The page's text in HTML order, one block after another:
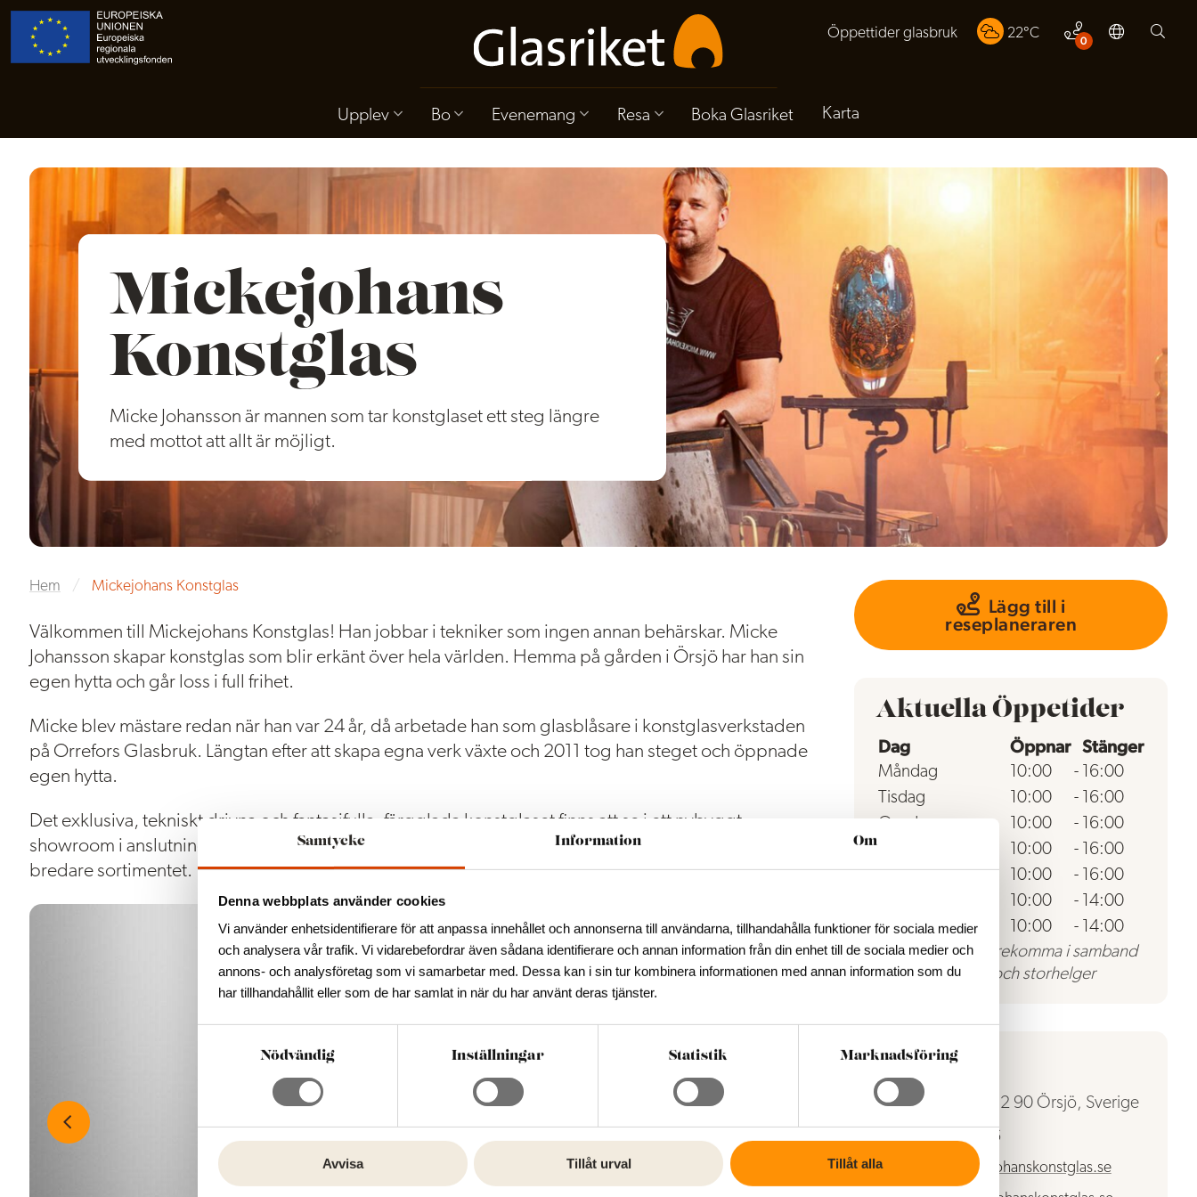
Samtycke Information Om
Denna webbplats använder cookies
Vi använder enhetsidentifierare för att anpassa innehållet och annonserna till användarna, tillhandahålla funktioner för sociala medier
och analysera vår trafik. Vi vidarebefordrar även sådana identifierare och annan information från din enhet till de sociala medier och
annons- och analysföretag som vi samarbetar med. Dessa kan i sin tur kombinera informationen med annan information som du
har tillhandahållit eller som de har samlat in när du har använt deras tjänster.
Nödvändig Inställningar Statistik Marknadsföring
Avvisa Tillåt urval Tillåt alla
Öppettider glasbruk 22°C 0
Upplev Bo Evenemang Resa Boka Glasriket Karta
Mickejohans
Konstglas
Micke Johansson är mannen som tar konstglaset ett steg längre
med mottot att allt är möjligt.
Hem / Mickejohans Konstglas
Välkommen till Mickejohans Konstglas! Han jobbar i tekniker som ingen annan behärskar. Micke
Johansson skapar konstglas som blir erkänt över hela världen. Hemma på gården i Örsjö har han sin
egen hytta och går loss i full frihet.
Micke blev mästare redan när han var 24 år, då arbetade han som glasblåsare i konstglasverkstaden
på Orrefors Glasbruk. Längtan efter att skapa egna verk växte och 2011 tog han steget och öppnade
egen hytta.
Det exklusiva, tekniskt drivna och fantasifulla, färgglada konstglaset finns att se i ett nybyggt
showroom i anslutning till hyttan. Butiken ligger i en ombyggd lada bredvid hyttan, där hittar du ett
bredare sortimentet.
Lägg till i
reseplaneraren
Aktuella Öppetider
Dag Öppnar Stänger
Måndag 10:00 -
16:00
Tisdag
10:00 -
16:00
Onsdag
10:00 -
16:00
10:00 -
16:00
Fredag
10:00 -
16:00
10:00 -
14:00
Söndag
10:00 -
14:00
Avvikelser kan förekomma i samband
med röda dagar och storhelger
Kontakt
Örsjö 134, 382 90 Örsjö, Sverige
070-922 87 86
micke@mickejohanskonstglas.se